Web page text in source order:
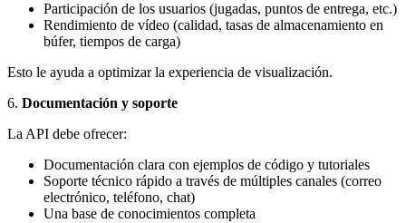
Participación de los usuarios (jugadas, puntos de entrega, etc.)
Rendimiento de vídeo (calidad, tasas de almacenamiento en
búfer, tiempos de carga)
Esto le ayuda a optimizar la experiencia de visualización.
6. Documentación y soporte
La API debe ofrecer:
Documentación clara con ejemplos de código y tutoriales
Soporte técnico rápido a través de múltiples canales (correo
electrónico, teléfono, chat)
Una base de conocimientos completa